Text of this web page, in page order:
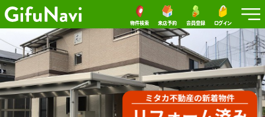
物件検索 来店予約 会員登録 ログイン